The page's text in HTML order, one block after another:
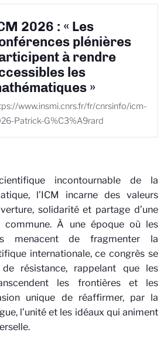
2026 : « Les
plénières
à rendre
les
»
www.insmi.cnrs.fr/fr/cnrsinfo/icm-
Patrick-G%C3%A9rard
incontournable de la
l’ICM incarne des valeurs
solidarité et partage d’une
commune. À une époque où les
menacent de fragmenter la
internationale, ce congrès se
résistance, rappelant que les
les frontières et les
unique de réaffirmer, par la
l’unité et les idéaux qui animent